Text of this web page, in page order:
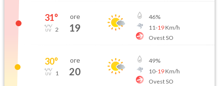
31°
2
ore
19
46%
11-19Km/h
Ovest SO
30°
1
ore
20
49%
10-19Km/h
Ovest SO